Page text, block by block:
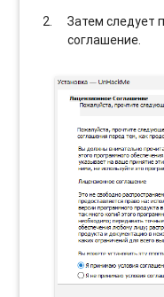
Затем следует
соглашение.